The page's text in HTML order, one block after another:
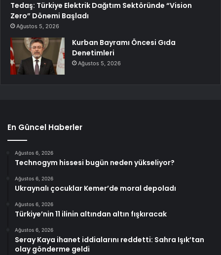
Tedaş: Türkiye Elektrik Dağıtım Sektöründe “Vision
Zero” Dönemi Başladı
Ağustos 5, 2026
Kurban Bayramı Öncesi Gıda
Denetimleri
Ağustos 5, 2026
En Güncel Haberler
Ağustos 6, 2026
Technogym hissesi bugün neden yükseliyor?
Ağustos 6, 2026
Ukraynalı çocuklar Kemer’de moral depoladı
Ağustos 6, 2026
Türkiye’nin 11 ilinin altından altın fışkıracak
Ağustos 6, 2026
Seray Kaya ihanet iddialarını reddetti: Sahra Işık’tan
olay gönderme geldi